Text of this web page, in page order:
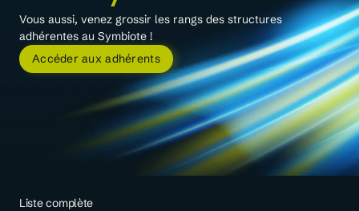
Vous aussi, venez grossir les rangs des structures
adhérentes au Symbiote !
Accéder aux adhérents
Liste complète